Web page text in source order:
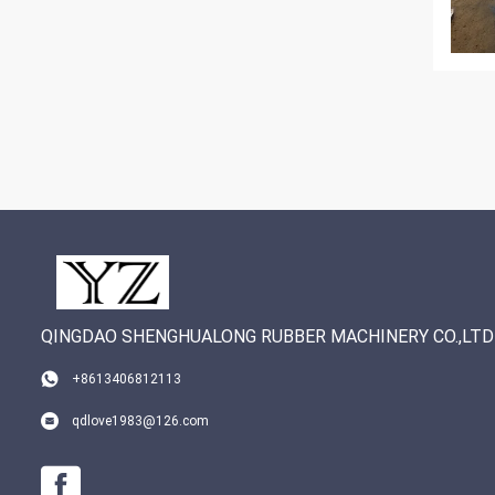
QINGDAO SHENGHUALONG RUBBER MACHINERY CO.,LTD
+8613406812113
qdlove1983@126.com